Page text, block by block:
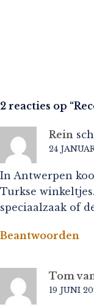
2 reacties op “
Rein
24
In Antwerpen
Turkse
speciaalzaak of
Beantwoorden
Tom
19 JUNI